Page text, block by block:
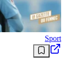
Sport